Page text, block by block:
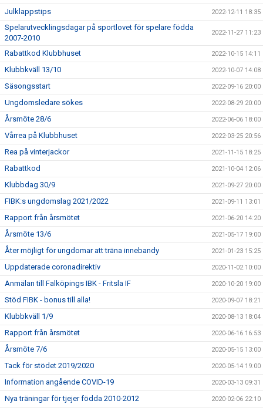
Julklappstips 2022-12-11 18:35
Spelarutvecklingsdagar på sportlovet för spelare födda
2007-2010
2022-11-27 11:23
Rabattkod Klubbhuset 2022-10-15 14:11
Klubbkväll 13/10 2022-10-07 14:08
Säsongsstart 2022-09-16 20:00
Ungdomsledare sökes 2022-08-29 20:00
Årsmöte 28/6 2022-06-06 18:00
Vårrea på Klubbhuset 2022-03-25 20:56
Rea på vinterjackor 2021-11-15 18:25
Rabattkod 2021-10-04 12:06
Klubbdag 30/9 2021-09-27 20:00
FIBK:s ungdomslag 2021/2022 2021-09-11 13:01
Rapport från årsmötet 2021-06-20 14:20
Årsmöte 13/6 2021-05-17 19:00
Åter möjligt för ungdomar att träna innebandy 2021-01-23 15:25
Uppdaterade coronadirektiv 2020-11-02 10:00
Anmälan till Falköpings IBK - Fritsla IF 2020-10-20 19:00
Stöd FIBK - bonus till alla! 2020-09-07 18:21
Klubbkväll 1/9 2020-08-13 18:04
Rapport från årsmötet 2020-06-16 16:53
Årsmöte 7/6 2020-05-15 13:00
Tack för stödet 2019/2020 2020-05-14 19:00
Information angående COVID-19 2020-03-13 09:31
Nya träningar för tjejer födda 2010-2012 2020-02-06 22:10